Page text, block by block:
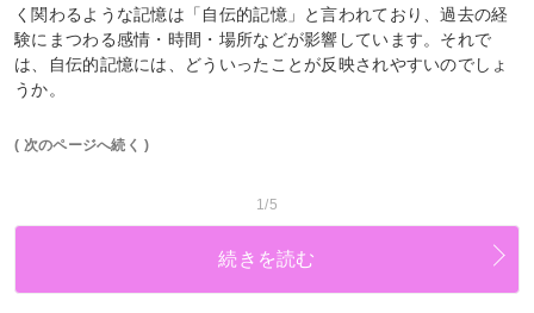
く関わるような記憶は「自伝的記憶」と言われており、過去の経
験にまつわる感情・時間・場所などが影響しています。それで
は、自伝的記憶には、どういったことが反映されやすいのでしょ
うか。
( 次のページへ続く )
1/5
続きを読む